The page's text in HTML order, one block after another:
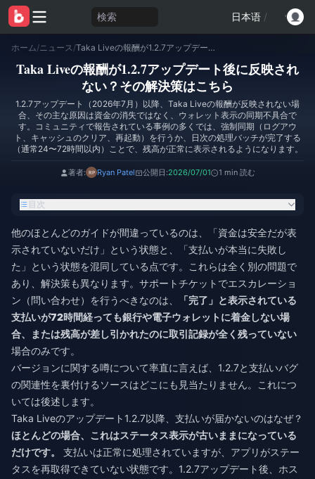
検索 日本语 /
ホーム/ニュース / Taka Liveの報酬が1.2.7アップデート後に反映されない？その解決策はこちら
Taka Liveの報酬が1.2.7アップデート後に反映され
ない？その解決策はこちら
1.2.7アップデート（2026年7月）以降、Taka Liveの報酬が反映されない場
合、その主な原因は資金の消失ではなく、ウォレット表示の同期不具合で
す。コミュニティで報告されている事例の多くでは、強制同期（ログアウ
ト、キャッシュのクリア、再起動）を行うか、日次の処理バッチが完了する
（通常24〜72時間以内）ことで、残高が正常に表示されるようになります。
著者: Ryan Patel 公開日:2026/07/01 1 min 読む
目次
他のほとんどのガイドが間違っているのは、「資金は安全だが表
示されていないだけ」という状態と、「支払いが本当に失敗し
た」という状態を混同している点です。これらは全く別の問題で
あり、解決策も異なります。サポートチケットでエスカレーショ
ン（問い合わせ）を行うべきなのは、
「完了」 と表示されている
支払いが72時間経っても銀行や電子ウォレットに着金しない場
合、または残高が差し引かれたのに取引記録が全く残っていない
場合のみです。
バージョンに関する噂について率直に言えば、1.2.7と支払いバグ
の関連性を裏付けるソースはどこにも見当たりません。これにつ
いては後述します。
Taka Liveのアップデート1.2.7以降、支払いが届かないのはなぜ？
ほとんどの場合、これはステータス表示が古いままになっている
だけです。
支払いは正常に処理されていますが、アプリがステー
タスを再取得できていない状態です。1.2.7アップデート後、ホス